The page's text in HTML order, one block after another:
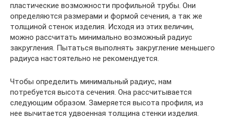
пластические возможности профильной трубы. Они
определяются размерами и формой сечения, а так же
толщиной стенок изделия. Исходя из этих величин,
можно рассчитать минимально возможный радиус
закругления. Пытаться выполнять закругление меньшего
радиуса настоятельно не рекомендуется.
Чтобы определить минимальный радиус, нам
потребуется высота сечения. Она рассчитывается
следующим образом. Замеряется высота профиля, из
нее вычитается удвоенная толщина стенки изделия.